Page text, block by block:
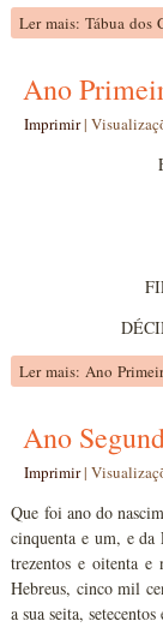
Ler mais: Tábua dos
Ano
Imprimir|
Ler mais: Ano
Ano
Imprimir|
Que foi ano do
cinquenta e um, e da
trezentos e oitenta e
Hebreus, cinco mil
a sua seita,